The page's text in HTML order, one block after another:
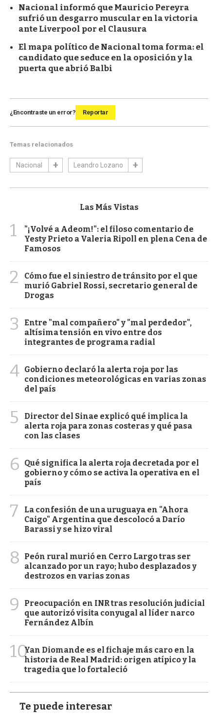
Nacional informó que Mauricio Pereyra
sufrió un desgarro muscular en la victoria
ante Liverpool por el Clausura
El mapa político de Nacional toma forma: el
candidato que seduce en la oposición y la
puerta que abrió Balbi
¿Encontraste un error? Reportar
Temas relacionados
Nacional Leandro Lozano
Las Más Vistas
1
"¡Volvé a Adeom!": el filoso comentario de
Yesty Prieto a Valeria Ripoll en plena Cena de
Famosos
2
Cómo fue el siniestro de tránsito por el que
murió Gabriel Rossi, secretario general de
Drogas
3
Entre "mal compañero" y "mal perdedor",
altísima tensión en vivo entre dos
integrantes de programa radial
4 Gobierno declaró la alerta roja por las
condiciones meteorológicas en varias zonas
del país
5
Director del Sinae explicó qué implica la
alerta roja para zonas costeras y qué pasa
con las clases
6
Qué significa la alerta roja decretada por el
gobierno y cómo se activa la operativa en el
país
7
La confesión de una uruguaya en "Ahora
Caigo" Argentina que descolocó a Darío
Barassi y se hizo viral
8
Peón rural murió en Cerro Largo tras ser
alcanzado por un rayo; hubo desplazados y
destrozos en varias zonas
9
Preocupación en INR tras resolución judicial
que autorizó visita conyugal al líder narco
Fernández Albín
10Yan Diomande es el fichaje más caro en la
historia de Real Madrid: origen atípico y la
tragedia que lo fortaleció
Te puede interesar